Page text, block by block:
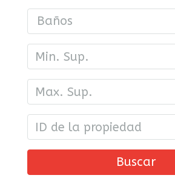
Baños
Buscar